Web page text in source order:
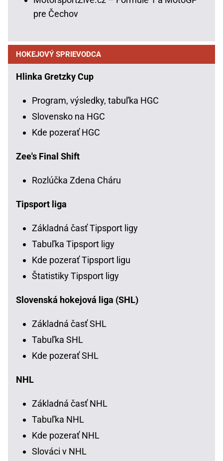
pre Čechov
HOKEJOVÝ SPRIEVODCA
Hlinka Gretzky Cup
Program, výsledky, tabuľka HGC
Slovensko na HGC
Kde pozerať HGC
Zee's Final Shift
Rozlúčka Zdena Cháru
Tipsport liga
Základná časť Tipsport ligy
Tabuľka Tipsport ligy
Kde pozerať Tipsport ligu
Štatistiky Tipsport ligy
Slovenská hokejová liga (SHL)
Základná časť SHL
Tabuľka SHL
Kde pozerať SHL
NHL
Základná časť NHL
Tabuľka NHL
Kde pozerať NHL
Slováci v NHL